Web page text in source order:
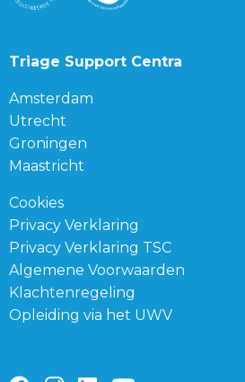
Triage Support Centra
Amsterdam
Utrecht
Groningen
Maastricht
Cookies
Privacy Verklaring
Privacy Verklaring TSC
Algemene Voorwaarden
Klachtenregeling
Opleiding via het UWV